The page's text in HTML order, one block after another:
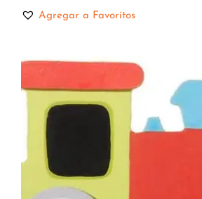
Agregar a Favoritos